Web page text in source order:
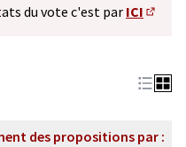
du vote c'est parICI
des propositions par :